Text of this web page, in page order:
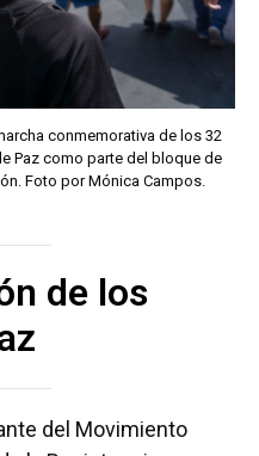
conmemorativa de los 32
Paz como parte del bloque de
Foto por Mónica Campos.
de los
del Movimiento